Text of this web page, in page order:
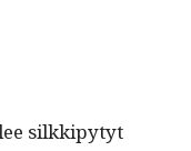
silkkipy­tyt